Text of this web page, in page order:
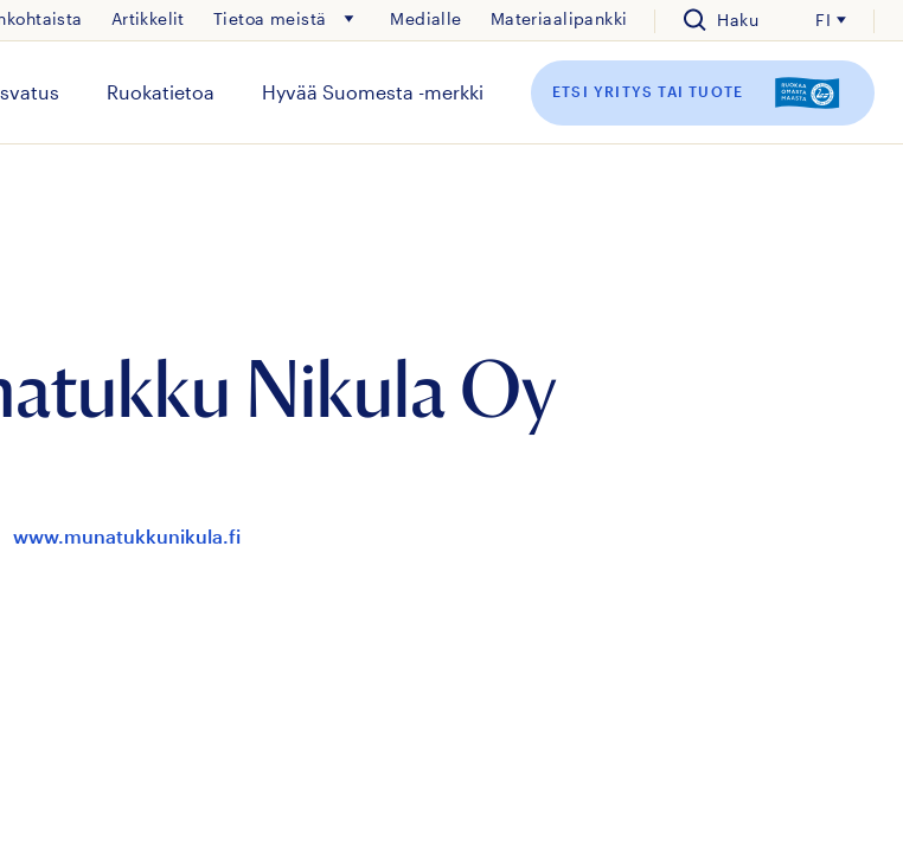
Artikkelit Tietoa meistä Medialle Materiaalipankki Haku FI
Ruokatietoa Hyvää Suomesta -merkki ETSI YRITYS TAI TUOTE
Nikula Oy
www.munatukkunikula.fi